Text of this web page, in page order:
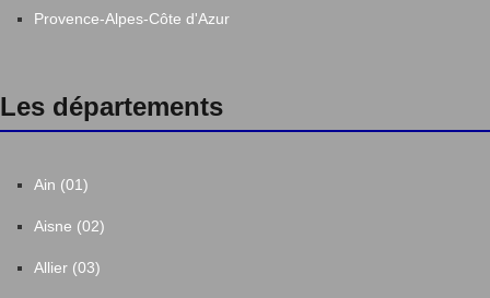
Provence-Alpes-Côte d'Azur
Les départements
Ain (01)
Aisne (02)
Allier (03)